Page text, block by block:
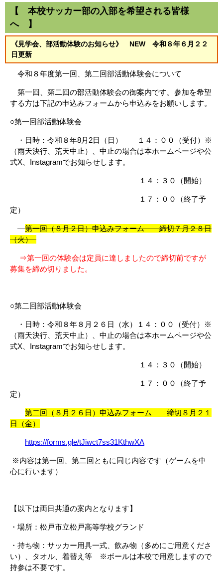
【 本校サッカー部の入部を希望される皆様
へ 】
《見学会、部活動体験のお知らせ》 NEW 令和８年６月２２
日更新
令和８年度第一回、第二回部活動体験会について
第一回、第二回の部活動体験会の御案内です。参加を希望
する方は下記の申込みフォームから申込みをお願いします。
○第一回部活動体験会
・日時：令和８年8月2日（日） １４：００（受付）※
（雨天決行、荒天中止）、中止の場合は本ホームページや公
式X、Instagramでお知らせします。
１４：３０（開始）
１７：００（終了予
定）
第一回（８月２日）申込みフォーム 締切７月２８日
（火）
⇒第一回の体験会は定員に達しましたので締切前ですが
募集を締め切りました。
○第二回部活動体験会
・日時：令和８年８月２６日（水）１４：００（受付）※
（雨天決行、荒天中止）
、中止の場合は本ホームページや公
式X、Instagramでお知らせします。
１４：３０（開始）
１７：００（終了予
定）
第二回（８月２６日）申込みフォーム 締切８月２１
日（金）
https://forms.gle/tJiwct7ss31KthwXA
※内容は第一回、第二回ともに同じ内容です（ゲームを中
心に行います）
【以下は両日共通の案内となります】
・場所：松戸市立松戸高等学校グランド
・持ち物：サッカー用具一式、 飲み物（多めにご用意くださ
い）、タオル、着替え等 ※ボールは本校で用意しますので
持参は不要です。